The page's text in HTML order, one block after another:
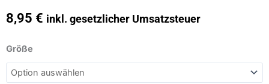
8,95 € inkl. gesetzlicher Umsatzsteuer
Größe
Gala
Einlegesohle
mit